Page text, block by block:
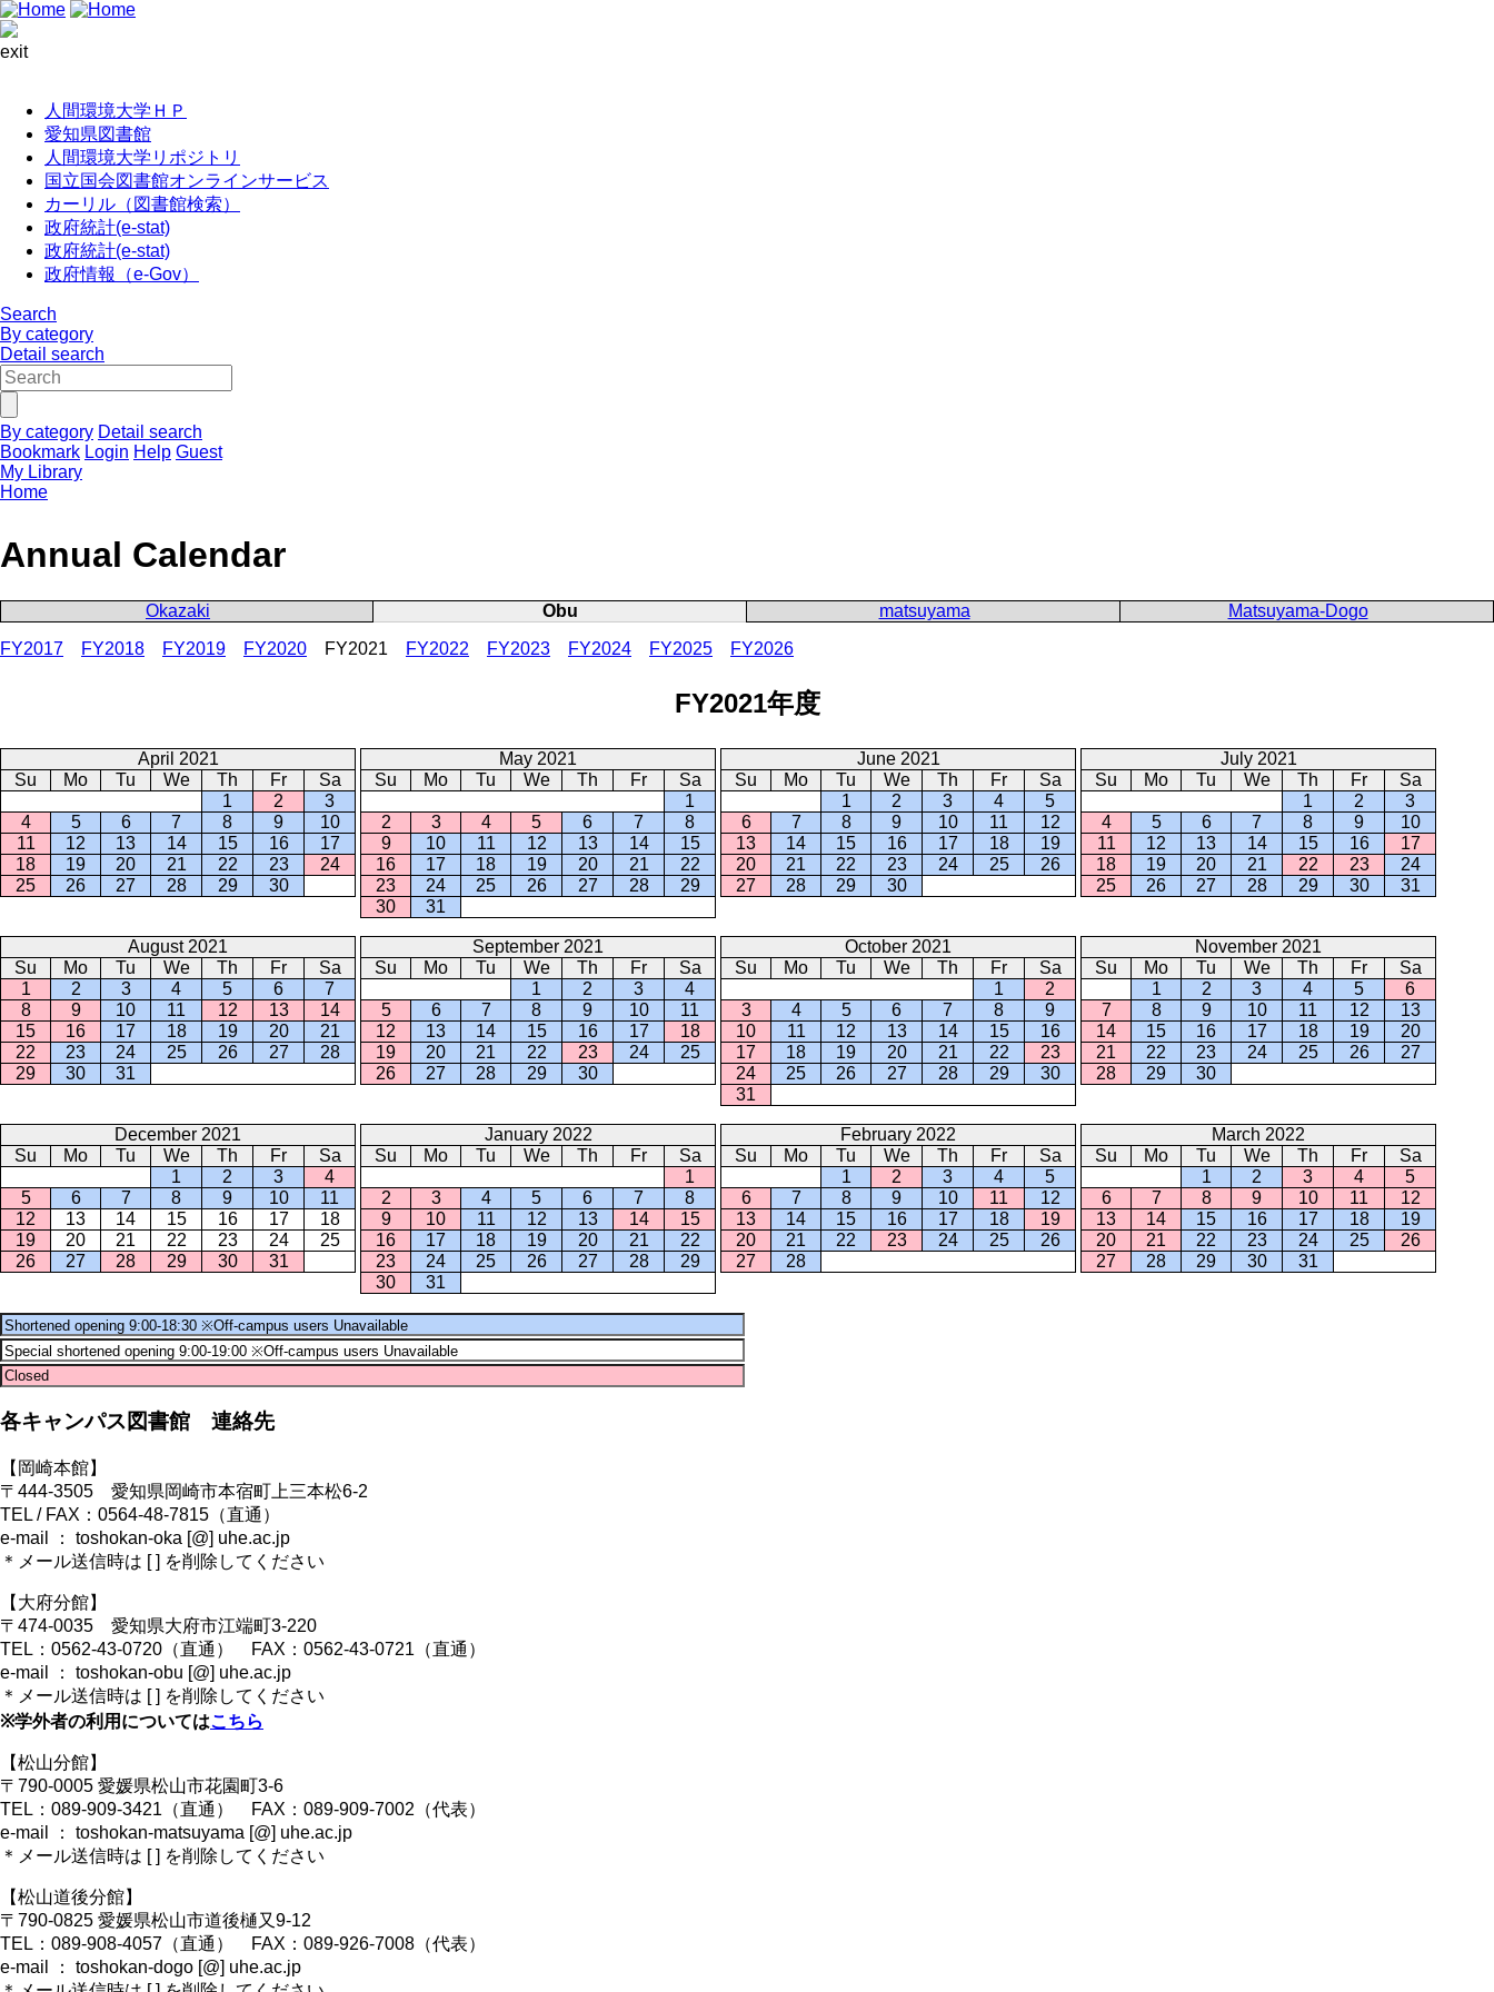
exit
人間環境大学ＨＰ
愛知県図書館
人間環境大学リポジトリ
国立国会図書館オンラインサービス
カーリル（図書館検索）
政府統計(e-stat)
政府統計(e-stat)
政府情報（e-Gov）
Search
By category
Detail search
By category Detail search
Bookmark Login Help Guest
My Library
Home
Annual Calendar
Okazaki Obu matsuyama
Matsuyama-Dogo
FY2017
FY2018 FY2019 FY2020 FY2021 FY2022 FY2023 FY2024 FY2025 FY2026
FY2021年度
April 2021
Su
Mo Tu We Th Fr
Sa
1
2
3
4
5 6 7 8 9
10
11
12 13 14 15 16
17
18
19 20 21 22 23
24
25
26 27 28 29 30
May 2021
Su
Mo Tu We Th Fr
Sa
1
2
3 4 5 6 7
8
9
10 11 12 13 14
15
16
17 18 19 20 21
22
23
24 25 26 27 28
29
30
31
June 2021
Su
Mo Tu We Th Fr
Sa
1
2 3 4
5
6
7 8 9 10 11
12
13
14 15 16 17 18
19
20
21 22 23 24 25
26
27
28 29 30
July 2021
Su
Mo Tu We Th Fr
Sa
1
2
3
4
5 6 7 8 9
10
11
12 13 14 15 16
17
18
19 20 21 22 23
24
25
26 27 28 29 30 31
August 2021
Su
Mo Tu We Th Fr
Sa
1
2 3 4 5 6
7
8
9 10 11 12 13
14
15
16 17 18 19 20
21
22
23 24 25 26 27
28
29
30 31
September 2021
Su
Mo Tu We Th Fr
Sa
1
2 3
4
5
6 7 8 9 10
11
12
13 14 15 16 17
18
19
20 21 22 23 24
25
26
27 28 29 30
October 2021
Su
Mo Tu We Th Fr
Sa
1
2
3
4 5 6 7 8
9
10
11 12 13 14 15
16
17
18 19 20 21 22
23
24
25 26 27 28 29
30
31
November 2021
Su
Mo Tu We Th Fr
Sa
1
2 3 4 5
6
7
8 9 10 11 12
13
14
15 16 17 18 19
20
21
22 23 24 25 26
27
28
29 30
December 2021
Su
Mo Tu We Th Fr
Sa
1
2 3
4
5
6 7 8 9 10
11
12
13 14 15 16 17
18
19
20 21 22 23 24
25
26
27 28 29 30 31
January 2022
Su
Mo Tu We Th Fr
Sa
1
2
3 4 5 6 7
8
9
10 11 12 13 14
15
16
17 18 19 20 21
22
23
24 25 26 27 28
29
30
31
February 2022
Su
Mo Tu We Th Fr
Sa
1
2 3 4
5
6
7 8 9 10 11
12
13
14 15 16 17 18
19
20
21 22 23 24 25
26
27
28
March 2022
Su
Mo Tu We Th Fr
Sa
1
2 3 4
5
6
7 8 9 10 11
12
13
14 15 16 17 18
19
20
21 22 23 24 25
26
27
28 29 30 31
各キャンパス図書館 連絡先
【岡崎本館】
〒444-3505 愛知県岡崎市本宿町上三本松6-2
TEL / FAX：0564-48-7815（直通）
e-mail ： toshokan-oka [@] uhe.ac.jp
＊メール送信時は [ ] を削除してください
【大府分館】
〒474-0035 愛知県大府市江端町3-220
TEL：0562-43-0720（直通） FAX：0562-43-0721（直通）
e-mail ： toshokan-obu [@] uhe.ac.jp
＊メール送信時は [ ] を削除してください
※学外者の利用についてはこちら
【松山分館】
〒790-0005 愛媛県松山市花園町3-6
TEL：089-909-3421（直通） FAX：089-909-7002（代表）
e-mail ： toshokan-matsuyama [@] uhe.ac.jp
＊メール送信時は [ ] を削除してください
【松山道後分館】
〒790-0825 愛媛県松山市道後樋又9-12
TEL：089-908-4057（直通） FAX：089-926-7008（代表）
e-mail ： toshokan-dogo [@] uhe.ac.jp